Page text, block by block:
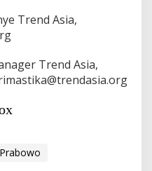
Trend Asia,
Trend Asia,